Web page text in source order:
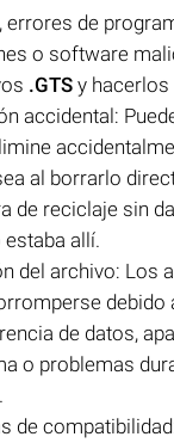
errores de
o software
.GTS y hacerlos
accidental:
al borrarlo
de reciclaje sin
allí.
del archivo: Los
debido
de datos,
o problemas
de